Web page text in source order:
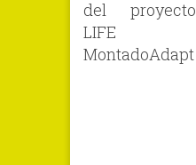
del proyecto
LIFE
MontadoAdapt